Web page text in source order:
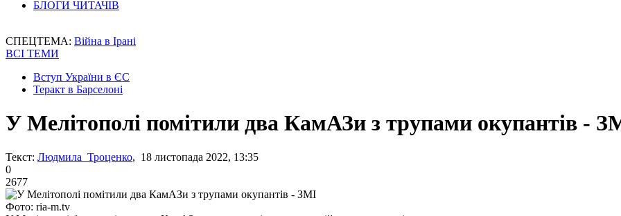
БЛОГИ ЧИТАЧІВ
СПЕЦТЕМА: Війна в Ірані
ВСІ ТЕМИ
Вступ України в ЄС
Теракт в Барселоні
У Мелітополі помітили два КамАЗи з трупами окупантів -
Текст: Людмила Троценко, 18 листопада 2022, 13:35
0
2677
Фото: ria-m.tv